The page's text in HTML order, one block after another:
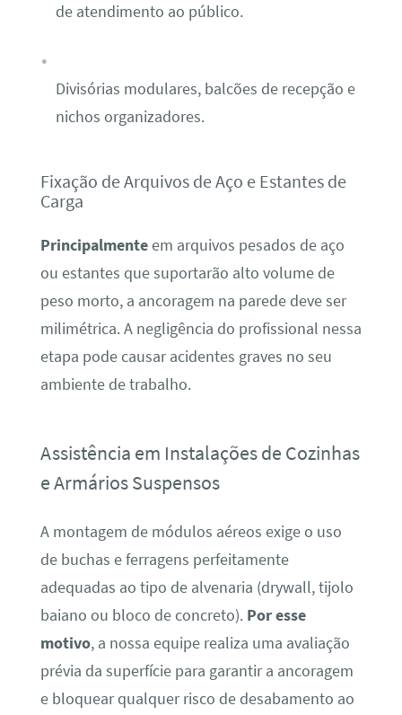
de atendimento ao público.
Divisórias modulares, balcões de recepção e
nichos organizadores.
Fixação de Arquivos de Aço e Estantes de
Carga
Principalmenteem arquivos pesados de aço
ou estantes que suportarão alto volume de
peso morto, a ancoragem na parede deve ser
milimétrica. A negligência do profissional nessa
etapa pode causar acidentes graves no seu
ambiente de trabalho.
Assistência em Instalações de Cozinhas
e Armários Suspensos
A montagem de módulos aéreos exige o uso
de buchas e ferragens perfeitamente
adequadas ao tipo de alvenaria (drywall, tijolo
baiano ou bloco de concreto). Por esse
motivo, a nossa equipe realiza uma avaliação
prévia da superfície para garantir a ancoragem
e bloquear qualquer risco de desabamento ao